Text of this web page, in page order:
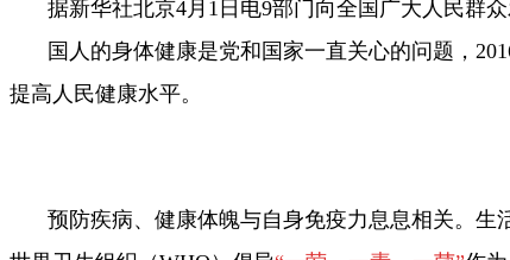
据新华社北京4月1日电9部门向全国广大人民群
国人的身体健康是党和国家一直关心的问题，
提高人民健康水平。
预防疾病、健康体魄与自身免疫力息息相关。生